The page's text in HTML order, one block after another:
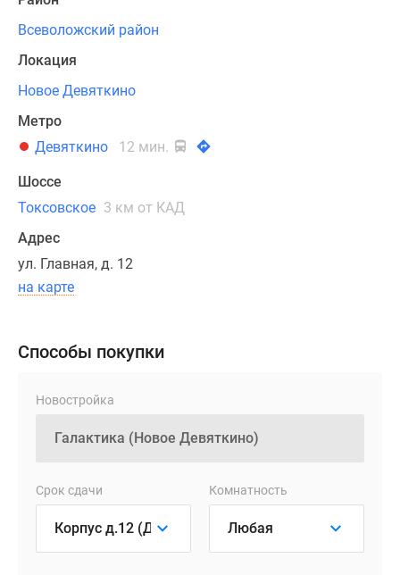
преимуществам
можно
комфортные
планировочные
решения,
использование
пространства,
просторные
кухонные
зоны
и
или
формате
некоторых
квартирах
предусмотрены
Всеволожский район
Локация
Новое Девяткино
Метро
Девяткино
12 мин.
Шоссе
Токсовское 3 км от КАД
Адрес
ул. Главная, д. 12
на карте
Способы покупки
Новостройка
Срок сдачи Комнатность